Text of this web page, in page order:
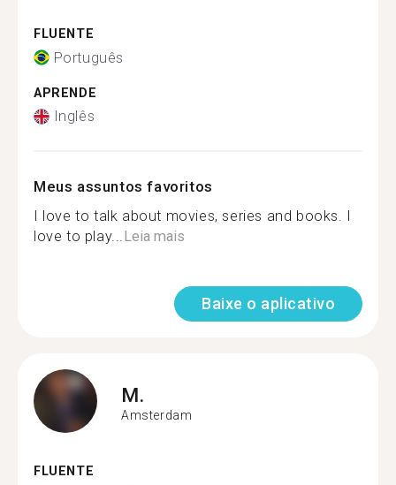
FLUENTE
Português
APRENDE
Inglês
Meus assuntos favoritos
I love to talk about movies, series and books. I
love to play...Leia mais
Baixe o aplicativo
M.
Amsterdam
FLUENTE